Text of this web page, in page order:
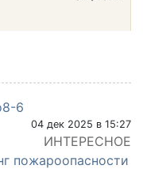
04 дек 2025 в 15:27
ИНТЕРЕСНОЕ
пожароопасности